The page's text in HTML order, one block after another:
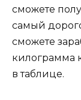
сможете
самый
сможете
килограмма
в таблице.